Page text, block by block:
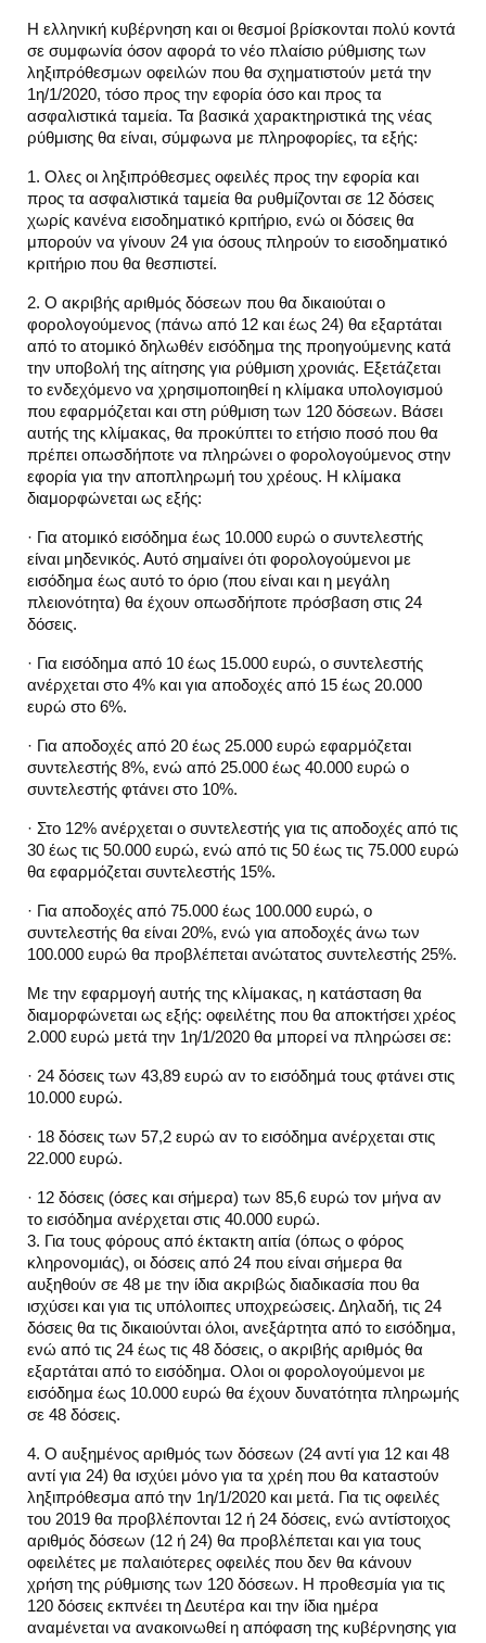
Η ελληνική κυβέρνηση και οι θεσμοί βρίσκονται πολύ κοντά
σε συμφωνία όσον αφορά το νέο πλαίσιο ρύθμισης των
ληξιπρόθεσμων οφειλών που θα σχηματιστούν μετά την
1η/1/2020, τόσο προς την εφορία όσο και προς τα
ασφαλιστικά ταμεία. Τα βασικά χαρακτηριστικά της νέας
ρύθμισης θα είναι, σύμφωνα με πληροφορίες, τα εξής:
1. Ολες οι ληξιπρόθεσμες οφειλές προς την εφορία και
προς τα ασφαλιστικά ταμεία θα ρυθμίζονται σε 12 δόσεις
χωρίς κανένα εισοδηματικό κριτήριο, ενώ οι δόσεις θα
μπορούν να γίνουν 24 για όσους πληρούν το εισοδηματικό
κριτήριο που θα θεσπιστεί.
2. Ο ακριβής αριθμός δόσεων που θα δικαιούται ο
φορολογούμενος (πάνω από 12 και έως 24) θα εξαρτάται
από το ατομικό δηλωθέν εισόδημα της προηγούμενης κατά
την υποβολή της αίτησης για ρύθμιση χρονιάς. Εξετάζεται
το ενδεχόμενο να χρησιμοποιηθεί η κλίμακα υπολογισμού
που εφαρμόζεται και στη ρύθμιση των 120 δόσεων. Βάσει
αυτής της κλίμακας, θα προκύπτει το ετήσιο ποσό που θα
πρέπει οπωσδήποτε να πληρώνει ο φορολογούμενος στην
εφορία για την αποπληρωμή του χρέους. Η κλίμακα
διαμορφώνεται ως εξής:
· Για ατομικό εισόδημα έως 10.000 ευρώ ο συντελεστής
είναι μηδενικός. Αυτό σημαίνει ότι φορολογούμενοι με
εισόδημα έως αυτό το όριο (που είναι και η μεγάλη
πλειονότητα) θα έχουν οπωσδήποτε πρόσβαση στις 24
δόσεις.
· Για εισόδημα από 10 έως 15.000 ευρώ, ο συντελεστής
ανέρχεται στο 4% και για αποδοχές από 15 έως 20.000
ευρώ στο 6%.
· Για αποδοχές από 20 έως 25.000 ευρώ εφαρμόζεται
συντελεστής 8%, ενώ από 25.000 έως 40.000 ευρώ ο
συντελεστής φτάνει στο 10%.
· Στο 12% ανέρχεται ο συντελεστής για τις αποδοχές από τις
30 έως τις 50.000 ευρώ, ενώ από τις 50 έως τις 75.000 ευρώ
θα εφαρμόζεται συντελεστής 15%.
· Για αποδοχές από 75.000 έως 100.000 ευρώ, ο
συντελεστής θα είναι 20%, ενώ για αποδοχές άνω των
100.000 ευρώ θα προβλέπεται ανώτατος συντελεστής 25%.
Με την εφαρμογή αυτής της κλίμακας, η κατάσταση θα
διαμορφώνεται ως εξής: οφειλέτης που θα αποκτήσει χρέος
2.000 ευρώ μετά την 1η/1/2020 θα μπορεί να πληρώσει σε:
· 24 δόσεις των 43,89 ευρώ αν το εισόδημά τους φτάνει στις
10.000 ευρώ.
· 18 δόσεις των 57,2 ευρώ αν το εισόδημα ανέρχεται στις
22.000 ευρώ.
· 12 δόσεις (όσες και σήμερα) των 85,6 ευρώ τον μήνα αν
το εισόδημα ανέρχεται στις 40.000 ευρώ.
3. Για τους φόρους από έκτακτη αιτία (όπως ο φόρος
κληρονομιάς), οι δόσεις από 24 που είναι σήμερα θα
αυξηθούν σε 48 με την ίδια ακριβώς διαδικασία που θα
ισχύσει και για τις υπόλοιπες υποχρεώσεις. Δηλαδή, τις 24
δόσεις θα τις δικαιούνται όλοι, ανεξάρτητα από το εισόδημα,
ενώ από τις 24 έως τις 48 δόσεις, ο ακριβής αριθμός θα
εξαρτάται από το εισόδημα. Ολοι οι φορολογούμενοι με
εισόδημα έως 10.000 ευρώ θα έχουν δυνατότητα πληρωμής
σε 48 δόσεις.
4. Ο αυξημένος αριθμός των δόσεων (24 αντί για 12 και 48
αντί για 24) θα ισχύει μόνο για τα χρέη που θα καταστούν
ληξιπρόθεσμα από την 1η/1/2020 και μετά. Για τις οφειλές
του 2019 θα προβλέπονται 12 ή 24 δόσεις, ενώ αντίστοιχος
αριθμός δόσεων (12 ή 24) θα προβλέπεται και για τους
οφειλέτες με παλαιότερες οφειλές που δεν θα κάνουν
χρήση της ρύθμισης των 120 δόσεων. Η προθεσμία για τις
120 δόσεις εκπνέει τη Δευτέρα και την ίδια ημέρα
αναμένεται να ανακοινωθεί η απόφαση της κυβέρνησης για